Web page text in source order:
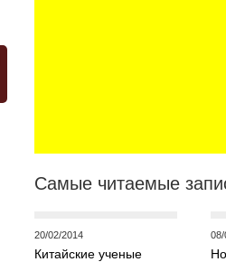
Самые читаемые
20/02/2014
Китайские ученые
08/